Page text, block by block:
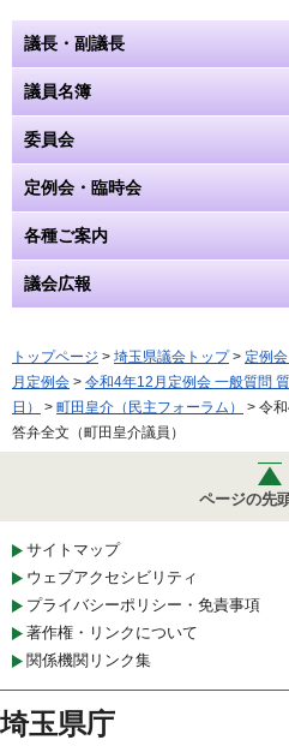
議長・副議長
議員名簿
委員会
定例会・臨時会
各種ご案内
議会広報
トップページ > 埼玉県議会トップ> 定例
月定例会 > 令和4年12月定例会 一般質問
日）
> 町田皇介（民主フォーラム）
> 令
答弁全文（町田皇介議員）
ページの先
サイトマップ
ウェブアクセシビリティ
プライバシーポリシー・免責事項
著作権・リンクについて
関係機関リンク集
埼玉県庁